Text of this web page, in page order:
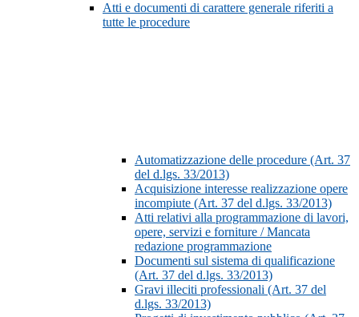
Atti e documenti di carattere generale riferiti a
tutte le procedure
Automatizzazione delle procedure (Art. 37
del d.lgs. 33/2013)
Acquisizione interesse realizzazione opere
incompiute (Art. 37 del d.lgs. 33/2013)
Atti relativi alla programmazione di lavori,
opere, servizi e forniture / Mancata
redazione programmazione
Documenti sul sistema di qualificazione
(Art. 37 del d.lgs. 33/2013)
Gravi illeciti professionali (Art. 37 del
d.lgs. 33/2013)